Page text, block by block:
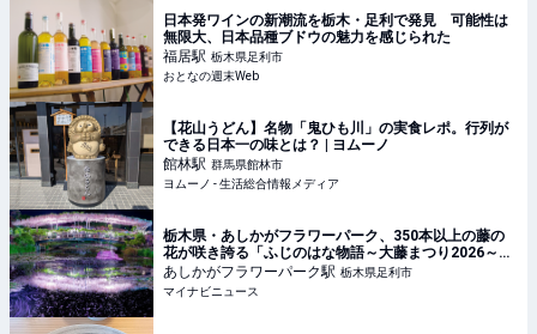
日本発ワインの新潮流を栃木・足利で発見 可能性は
無限大、日本品種ブドウの魅力を感じられた
福居駅 栃木県足利市
おとなの週末Web
【花山うどん】名物「鬼ひも川」の実食レポ。行列が
できる日本一の味とは？ | ヨムーノ
館林駅 群馬県館林市
ヨムーノ - 生活総合情報メディア
栃木県・あしかがフラワーパーク、350本以上の藤の
花が咲き誇る「ふじのはな物語～大藤まつり2026～」
開催 - 夜間ライトアップも
あしかがフラワーパーク駅 栃木県足利市
マイナビニュース